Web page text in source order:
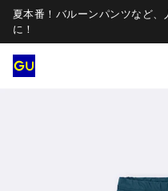
夏本番！バルーンパンツなど
に！